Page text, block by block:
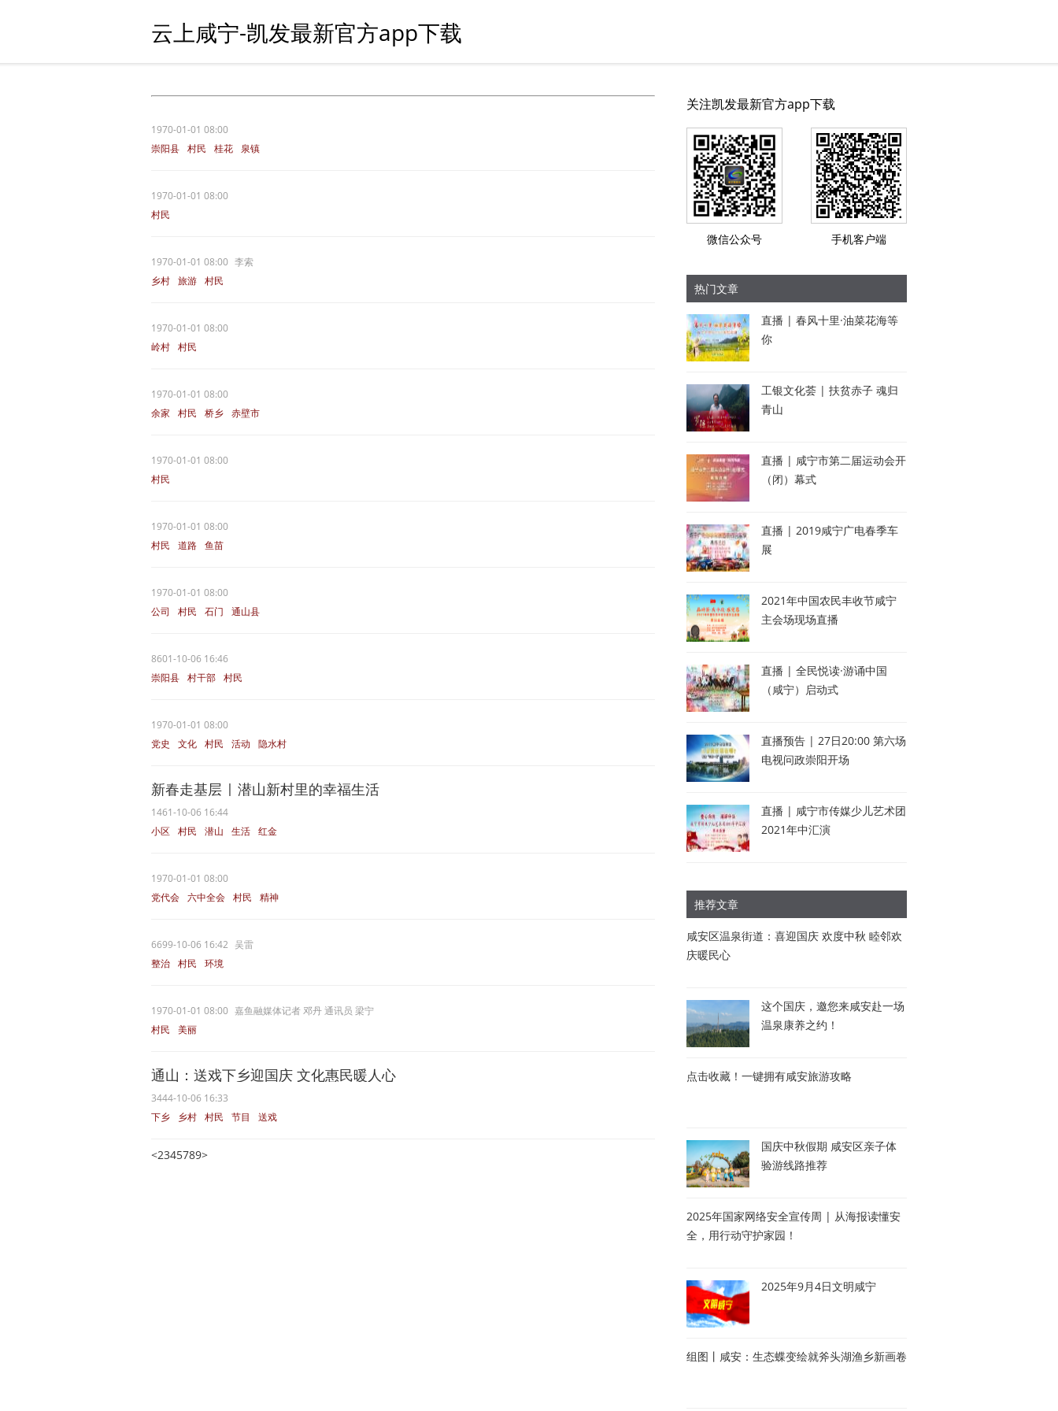
云上咸宁-凯发最新官方app下载
1970-01-01 08:00
崇阳县 村民 桂花 泉镇
1970-01-01 08:00
村民
1970-01-01 08:00 李索
乡村 旅游 村民
1970-01-01 08:00
岭村 村民
1970-01-01 08:00
余家
村民 桥乡 赤壁市
1970-01-01 08:00
村民
1970-01-01 08:00
村民
道路 鱼苗
1970-01-01 08:00
公司
村民 石门 通山县
8601-10-06 16:46
崇阳县 村干部 村民
1970-01-01 08:00
党史
文化 村民 活动 隐水村
新春走基层 | 潜山新村里的幸福生活
1461-10-06 16:44
小区 村民 潜山 生活 红金
1970-01-01 08:00
党代会 六中全会 村民 精神
6699-10-06 16:42 吴雷
整治 村民 环境
1970-01-01 08:00 嘉鱼融媒体记者 邓丹 通讯员 梁宁
村民
美丽
通山：送戏下乡迎国庆 文化惠民暖人心
3444-10-06 16:33
下乡
乡村 村民 节目 送戏
<2345789>
关注凯发最新官方app下载
微信公众号 手机客户端
热门文章
直播 | 春风十里·油菜花海等
你
工银文化荟 | 扶贫赤子 魂归
青山
直播 | 咸宁市第二届运动会开
（闭）幕式
直播 | 2019咸宁广电春季车
展
2021年中国农民丰收节咸宁
主会场现场直播
直播 | 全民悦读·游诵中国
（咸宁）启动式
直播预告 | 27日20:00 第六场
电视问政崇阳开场
直播 | 咸宁市传媒少儿艺术团
2021年中汇演
推荐文章
咸安区温泉街道：喜迎国庆 欢度中秋 睦邻欢
庆暖民心
这个国庆，邀您来咸安赴一场
温泉康养之约！
点击收藏！一键拥有咸安旅游攻略
国庆中秋假期 咸安区亲子体
验游线路推荐
2025年国家网络安全宣传周 | 从海报读懂安
全，用行动守护家园！
2025年9月4日文明咸宁
组图丨咸安：生态蝶变绘就斧头湖渔乡新画卷